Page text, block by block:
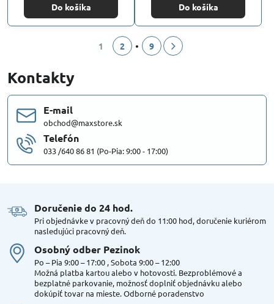
Do košíka Do košíka
1 2 9
Kontakty
E-mail
obchod@maxstore.sk
Telefón
033 /640 86 81 (Po-Pia: 9:00 - 17:00)
Doručenie do 24 hod​.
Pri objednávke v pracovný deň do 11:00 hod, doručenie kuriérom
nasledujúci pracovný deň.
Osobný odber Pezinok
Po – Pia 9:00 – 17:00 , Sobota 9:00 – 12:00
Možná platba kartou alebo v hotovosti. Bezproblémové a
bezplatné parkovanie, možnosť doplniť objednávku alebo
dokúpiť tovar na mieste. Odborné poradenstvo